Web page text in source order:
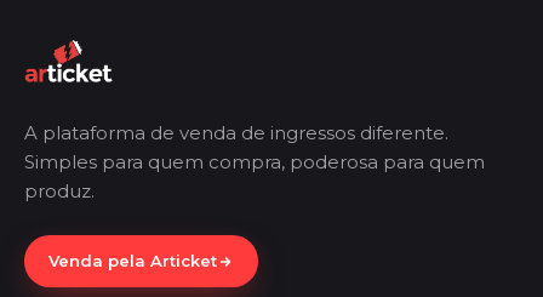
A plataforma de venda de ingressos diferente.
Simples para quem compra, poderosa para quem
produz.
Venda pela Articket